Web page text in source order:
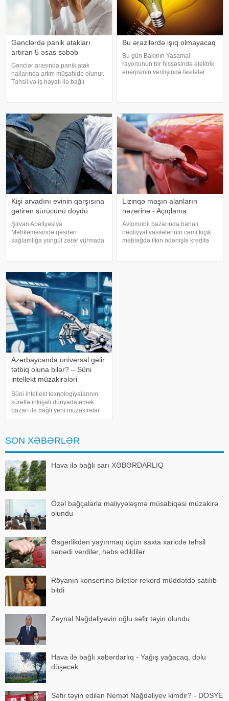
Gənclərdə panik atakları
artıran 5 əsas səbəb
Gənclər arasında panik atak
hallarında artım müşahidə olunur.
Təhsil və iş həyatı ilə bağlı
stress bu problemin əsas
səbəblər
Bu ərazilərdə işıq olmayacaq
Bu gün Bakının Yasamal
rayonunun bir hissəsində elektrik
enerjisinin verilişində fasilələr
Kişi arvadını evinin qarşısına
gətirən sürücünü döydü
Şirvan Apellyasiya
Məhkəməsində qəsdən
sağlamlığa yüngül zərər vurmada
şikayəti üzrə məhkəmə prosesi
başa çatıb. -a istinadə
Lizinqə maşın alanların
nəzərinə - Açıqlama
Avtomobil bazarında bahalı
nəqliyyat vasitələrinin cəmi kiçik
məbləğdə ilkin ödənişlə kreditə
Azərbaycanda universal gəlir
tətbiq oluna bilər? – Süni
intellekt müzakirələri
Süni intellekt texnologiyalarının
sürətlə inkişafı dünyada əmək
bazarı ilə bağlı yeni müzakirələr
yaradıb. Bir çox ölkələrdə artıq
işsizliyə qarşı universa
SON XƏBƏRLƏR
Hava ilə bağlı sarı XƏBƏRDARLIQ
Özəl bağçalarla maliyyələşmə müsabiqəsi müzakirə
olundu
Əsgərlikdən yayınmaq üçün saxta xaricdə təhsil
sənədi verdilər, həbs edildilər
Röyanın konsertinə biletlər rekord müddətdə satılıb
bitdi
Zeynal Nağdəliyevin oğlu səfir təyin olundu
Hava ilə bağlı xəbərdarlıq - Yağış yağacaq, dolu
düşəcək
Səfir təyin edilən Nemət Nağdəliyev kimdir? - DOSYE